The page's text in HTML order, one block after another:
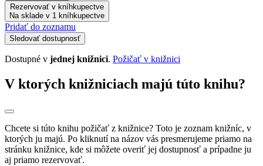
Rezervovať v kníhkupectve
Na sklade v 1 kníhkupectve
Pridať do zoznamu
Sledovať dostupnosť
Dostupné v jednej knižnici. Požičať v knižnici
V ktorých knižniciach majú túto knihu?
Chcete si túto knihu požičať z knižnice? Toto je zoznam knižníc, v
ktorých ju majú. Po kliknutí na názov vás presmerujeme priamo na
stránku knižnice, kde si môžete overiť jej dostupnosť a prípadne ju
aj priamo rezervovať.